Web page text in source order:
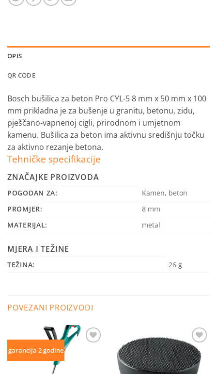
OPIS
QR CODE
Bosch bušilica za beton Pro CYL-5 8 mm x 50 mm x 100
mm prikladna je za bušenje u granitu, betonu, zidu,
pješčano-vapnenoj cigli, prirodnom i umjetnom
kamenu. Bušilica za beton ima aktivnu središnju točku
za aktivno rezanje betona.
Tehničke specifikacije
ZNAČAJKE PROIZVODA
POGODAN ZA:
Kamen, beton
PROMJER:
8 mm
MATERIJAL:
metal
MJERA I TEŽINE
TEŽINA: 26 g
POVEZANI PROIZVODI
garancija 2 godine
Dodaj
na
listu
želja